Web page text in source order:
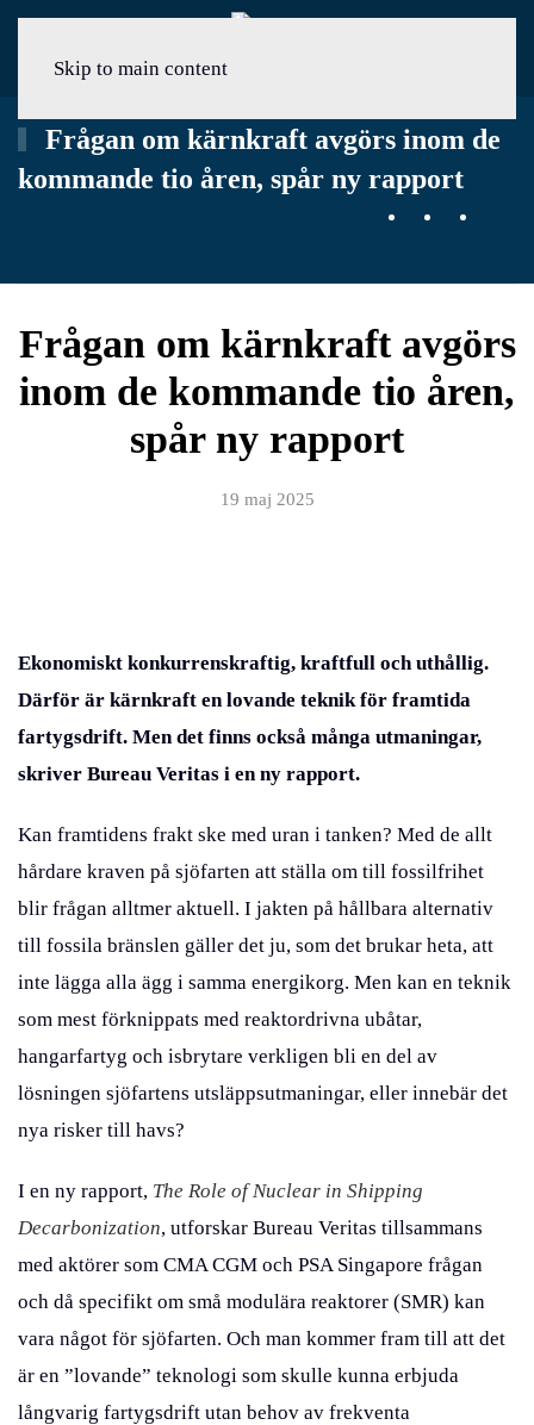
Skip to main content
Frågan om kärnkraft avgörs inom de
kommande tio åren, spår ny rapport
Frågan om kärnkraft avgörs
inom de kommande tio åren,
spår ny rapport
19 maj 2025
Ekonomiskt konkurrenskraftig, kraftfull och uthållig.
Därför är kärnkraft en lovande teknik för framtida
fartygsdrift. Men det finns också många utmaningar,
skriver Bureau Veritas i en ny rapport.
Kan framtidens frakt ske med uran i tanken? Med de allt
hårdare kraven på sjöfarten att ställa om till fossilfrihet
blir frågan alltmer aktuell. I jakten på hållbara alternativ
till fossila bränslen gäller det ju, som det brukar heta, att
inte lägga alla ägg i samma energikorg. Men kan en teknik
som mest förknippats med reaktordrivna ubåtar,
hangarfartyg och isbrytare verkligen bli en del av
lösningen sjöfartens utsläppsutmaningar, eller innebär det
nya risker till havs?
I en ny rapport, The Role of Nuclear in Shipping
Decarbonization, utforskar Bureau Veritas tillsammans
med aktörer som CMA CGM och PSA Singapore frågan
och då specifikt om små modulära reaktorer (SMR) kan
vara något för sjöfarten. Och man kommer fram till att det
är en ”lovande” teknologi som skulle kunna erbjuda
långvarig fartygsdrift utan behov av frekventa